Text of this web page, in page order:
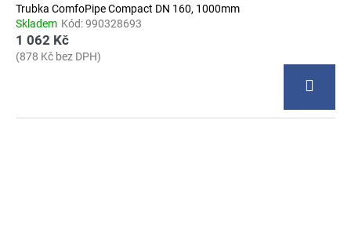
Trubka ComfoPipe Compact DN 160, 1000mm
Skladem Kód:990328693
1 062 Kč
(878 Kč bez DPH)